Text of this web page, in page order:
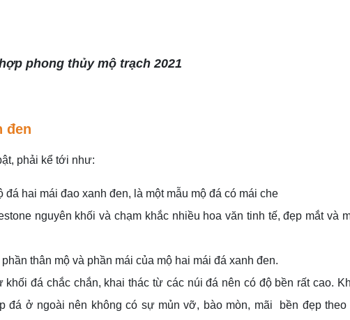
phong thủy mộ trạch 2021
đen
phải kể tới như:
hai mái đao xanh đen, là một mẫu mộ đá có mái che
nguyên khối và chạm khắc nhiều hoa văn tinh tế, đẹp mắt và
thân mộ và phần mái của mộ hai mái đá xanh đen.
đá chắc chắn, khai thác từ các núi đá nên có độ bền rất cao.
đá ở ngoài nên không có sự mủn vỡ, bào mòn, mãi bền đẹp theo